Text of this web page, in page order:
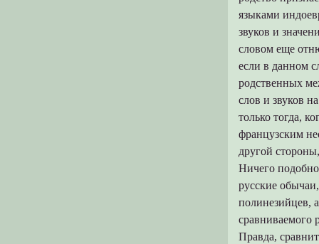
языками
звуков и
словом еще
если в данном
родственных
слов и звуков
только тогда,
французским
другой
Ничего
русские
полинезийцев,
сравниваемого
Правда,